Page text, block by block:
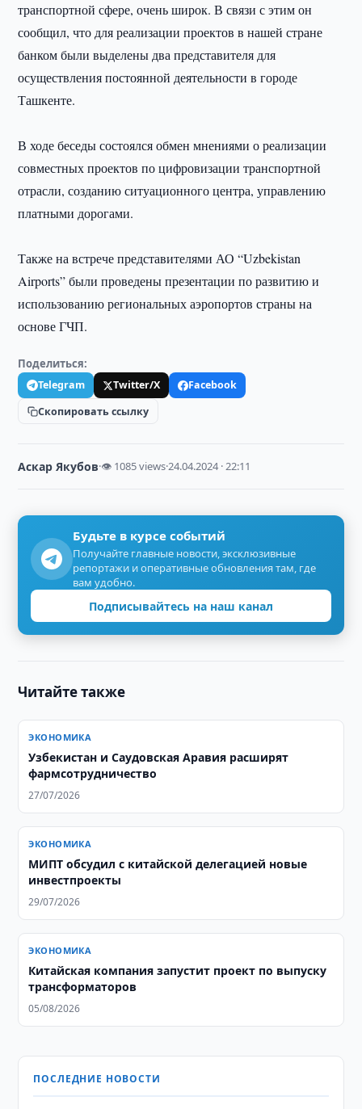
транспортной сфере, очень широк. В связи с этим он
сообщил, что для реализации проектов в нашей стране
банком были выделены два представителя для
осуществления постоянной деятельности в городе
Ташкенте.
В ходе беседы состоялся обмен мнениями о реализации
совместных проектов по цифровизации транспортной
отрасли, созданию ситуационного центра, управлению
платными дорогами.
Также на встрече представителями АО “Uzbekistan
Airports” были проведены презентации по развитию и
использованию региональных аэропортов страны на
основе ГЧП.
Поделиться:
Telegram Twitter/X
Facebook
Скопировать ссылку
Аскар Якубов·👁 1085 views·24.04.2024 · 22:11
Будьте в курсе событий
Получайте главные новости, эксклюзивные
репортажи и оперативные обновления там, где
вам удобно.
Подписывайтесь на наш канал
Читайте также
ЭКОНОМИКА
​​​​​​​Узбекистан и Саудовская Аравия расширят
фармсотрудничество
27/07/2026
ЭКОНОМИКА
МИПТ обсудил с китайской делегацией новые
инвестпроекты
29/07/2026
ЭКОНОМИКА
Китайская компания запустит проект по выпуску
трансформаторов
05/08/2026
ПОСЛЕДНИЕ НОВОСТИ